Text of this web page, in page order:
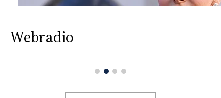
Webradio